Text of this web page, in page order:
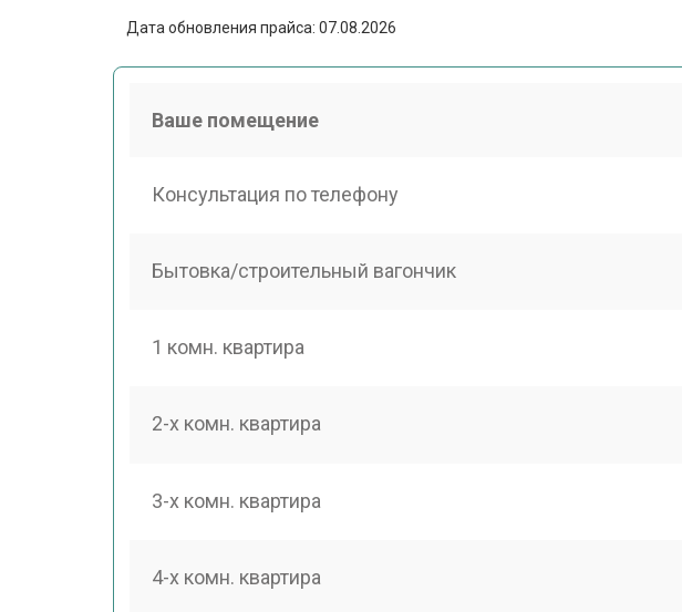
Дата обновления прайса: 07.08.2026
Ваше помещение
Консультация по телефону
Бытовка/строительный вагончик
1 комн. квартира
2-х комн. квартира
3-х комн. квартира
4-х комн. квартира